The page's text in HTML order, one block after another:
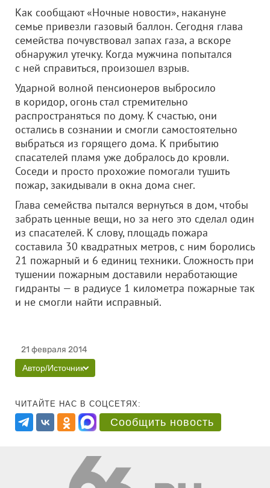
Как сообщают «Ночные новости», накануне
семье привезли газовый баллон. Сегодня глава
семейства почувствовал запах газа, а вскоре
обнаружил утечку. Когда мужчина попытался
с ней справиться, произошел взрыв.
Ударной волной пенсионеров выбросило
в коридор, огонь стал стремительно
распространяться по дому. К счастью, они
остались в сознании и смогли самостоятельно
выбраться из горящего дома. К прибытию
спасателей пламя уже добралось до кровли.
Соседи и просто прохожие помогали тушить
пожар, закидывали в окна дома снег.
Глава семейства пытался вернуться в дом, чтобы
забрать ценные вещи, но за него это сделал один
из спасателей. К слову, площадь пожара
составила 30 квадратных метров, с ним боролись
21 пожарный и 6 единиц техники. Сложность при
тушении пожарным доставили неработающие
гидранты — в радиусе 1 километра пожарные так
и не смогли найти исправный.
21 февраля 2014
Автор/Источник
ЧИТАЙТЕ НАС В СОЦСЕТЯХ:
Сообщить новость